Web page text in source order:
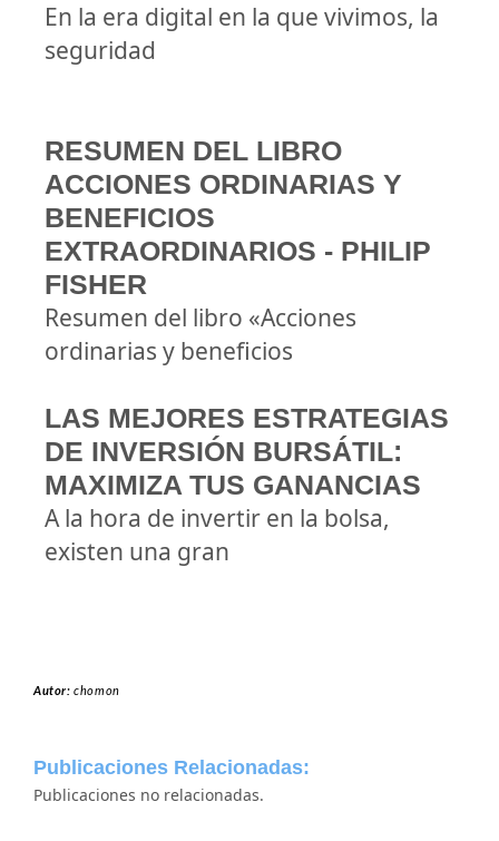
En la era digital en la que vivimos, la
seguridad
RESUMEN DEL LIBRO
ACCIONES ORDINARIAS Y
BENEFICIOS
EXTRAORDINARIOS - PHILIP
FISHER
Resumen del libro «Acciones
ordinarias y beneficios
LAS MEJORES ESTRATEGIAS
DE INVERSIÓN BURSÁTIL:
MAXIMIZA TUS GANANCIAS
A la hora de invertir en la bolsa,
existen una gran
Autor:chomon
Publicaciones Relacionadas:
Publicaciones no relacionadas.